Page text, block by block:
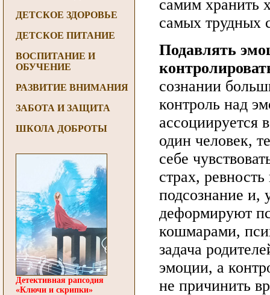
ДЕТСКОЕ ЗДОРОВЬЕ
ДЕТСКОЕ ПИТАНИЕ
ВОСПИТАНИЕ И
ОБУЧЕНИЕ
РАЗВИТИЕ ВНИМАНИЯ
ЗАБОТА И ЗАЩИТА
ШКОЛА ДОБРОТЫ
Детективная рапсодия
«Ключи и скрипки»
самим хранить
самых трудных
Подавлять
сознании
контроль над
ассоциируется
один человек,
себе
страх,
подсознание и,
деформируют
кошмарами,
задача
эмоции, а
не причинить